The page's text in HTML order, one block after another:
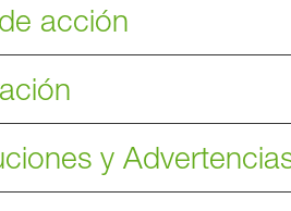
acción
y